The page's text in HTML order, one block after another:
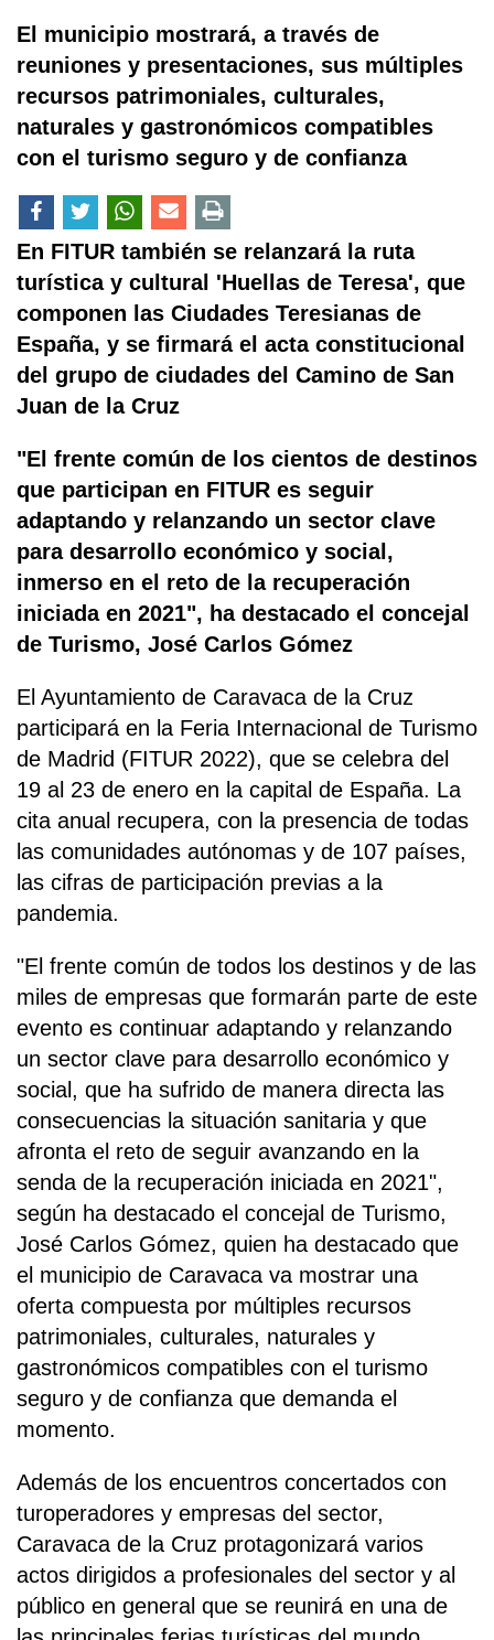
El municipio mostrará, a través de
reuniones y presentaciones, sus múltiples
recursos patrimoniales, culturales,
naturales y gastronómicos compatibles
con el turismo seguro y de confianza
En FITUR también se relanzará la ruta
turística y cultural 'Huellas de Teresa', que
componen las Ciudades Teresianas de
España, y se firmará el acta constitucional
del grupo de ciudades del Camino de San
Juan de la Cruz
"El frente común de los cientos de destinos
que participan en FITUR es seguir
adaptando y relanzando un sector clave
para desarrollo económico y social,
inmerso en el reto de la recuperación
iniciada en 2021", ha destacado el concejal
de Turismo, José Carlos Gómez
El Ayuntamiento de Caravaca de la Cruz
participará en la Feria Internacional de Turismo
de Madrid (FITUR 2022), que se celebra del
19 al 23 de enero en la capital de España. La
cita anual recupera, con la presencia de todas
las comunidades autónomas y de 107 países,
las cifras de participación previas a la
pandemia.
"El frente común de todos los destinos y de las
miles de empresas que formarán parte de este
evento es continuar adaptando y relanzando
un sector clave para desarrollo económico y
social, que ha sufrido de manera directa las
consecuencias la situación sanitaria y que
afronta el reto de seguir avanzando en la
senda de la recuperación iniciada en 2021",
según ha destacado el concejal de Turismo,
José Carlos Gómez, quien ha destacado que
el municipio de Caravaca va mostrar una
oferta compuesta por múltiples recursos
patrimoniales, culturales, naturales y
gastronómicos compatibles con el turismo
seguro y de confianza que demanda el
momento.
Además de los encuentros concertados con
turoperadores y empresas del sector,
Caravaca de la Cruz protagonizará varios
actos dirigidos a profesionales del sector y al
público en general que se reunirá en una de